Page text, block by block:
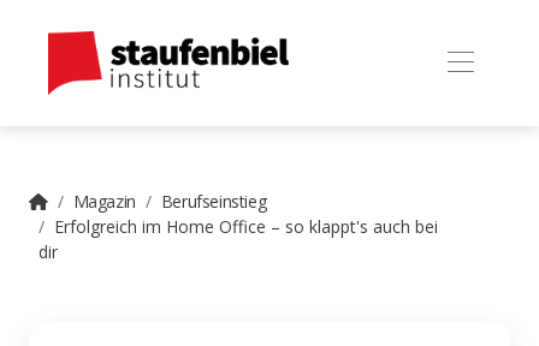
Magazin
Berufseinstieg
Erfolgreich im Home Office – so klappt's auch bei
dir